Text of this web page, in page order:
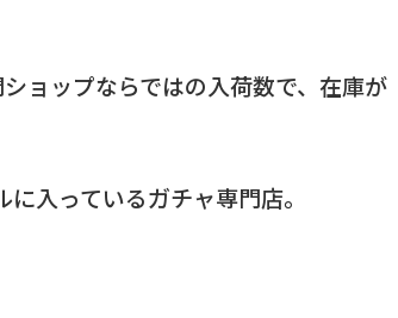
ョップならではの入荷数で、在庫が
入っているガチャ専門店。